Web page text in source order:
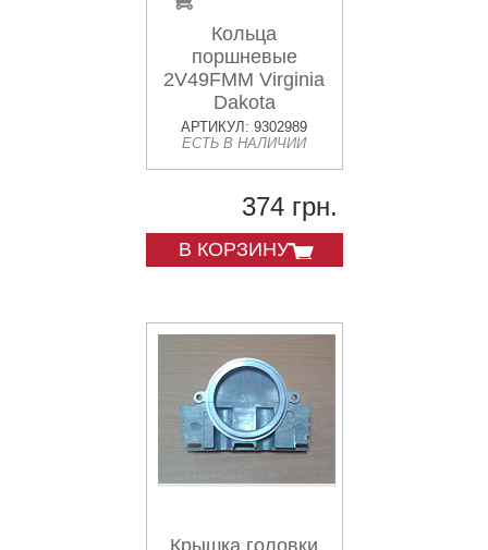
Кольца
поршневые
2V49FMM Virginia
Dakota
АРТИКУЛ: 9302989
ЕСТЬ В НАЛИЧИИ
374 грн.
В КОРЗИНУ